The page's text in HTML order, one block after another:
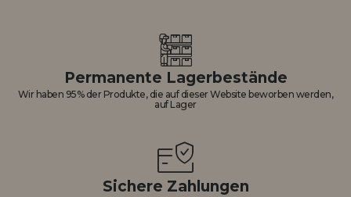
Permanente Lagerbestände
Wir haben 95% der Produkte, die auf dieser Website beworben werden,
auf Lager
Sichere Zahlungen